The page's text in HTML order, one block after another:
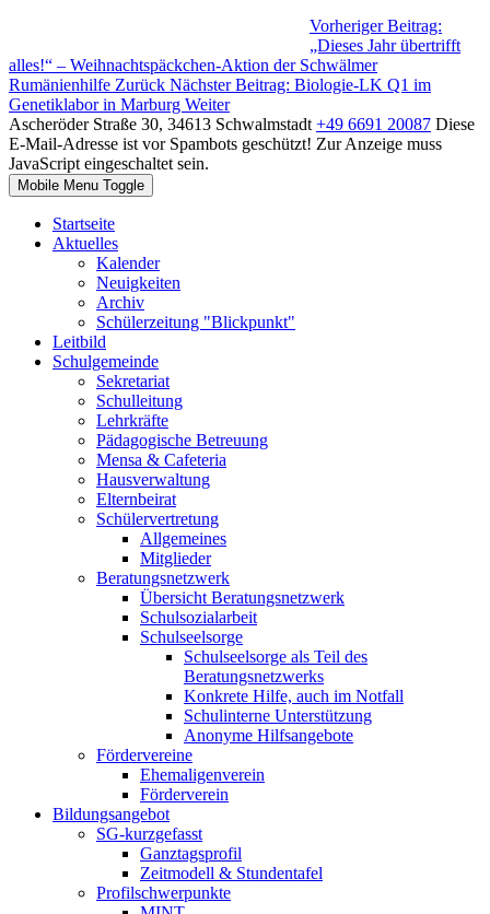
Vorheriger Beitrag:
„Dieses Jahr übertrifft
alles!“ – Weihnachtspäckchen-Aktion der Schwälmer
Rumänienhilfe Zurück Nächster Beitrag: Biologie-LK Q1 im
Genetiklabor in Marburg Weiter
Ascheröder Straße 30, 34613 Schwalmstadt +49 6691 20087 Diese
E-Mail-Adresse ist vor Spambots geschützt! Zur Anzeige muss
JavaScript eingeschaltet sein.
Mobile Menu Toggle
Startseite
Aktuelles
Kalender
Neuigkeiten
Archiv
Schülerzeitung "Blickpunkt"
Leitbild
Schulgemeinde
Sekretariat
Schulleitung
Lehrkräfte
Pädagogische Betreuung
Mensa & Cafeteria
Hausverwaltung
Elternbeirat
Schülervertretung
Allgemeines
Mitglieder
Beratungsnetzwerk
Übersicht Beratungsnetzwerk
Schulsozialarbeit
Schulseelsorge
Schulseelsorge als Teil des
Beratungsnetzwerks
Konkrete Hilfe, auch im Notfall
Schulinterne Unterstützung
Anonyme Hilfsangebote
Fördervereine
Ehemaligenverein
Förderverein
Bildungsangebot
SG-kurzgefasst
Ganztagsprofil
Zeitmodell & Stundentafel
Profilschwerpunkte